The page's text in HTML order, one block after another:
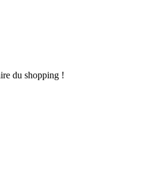
du shopping !